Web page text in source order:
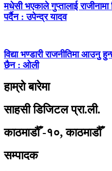
मधेसी भएकाले गुप्तालाई राजीनामा
पर्दैन : उपेन्द्र यादव
विद्या भण्डारी राजनीतिमा आउनु
छैन : ओली
हाम्रो बारेमा
साहसी डिजिटल प्रा.ली.
काठमाडौँ -१०, काठमाडौँ
सम्पादक